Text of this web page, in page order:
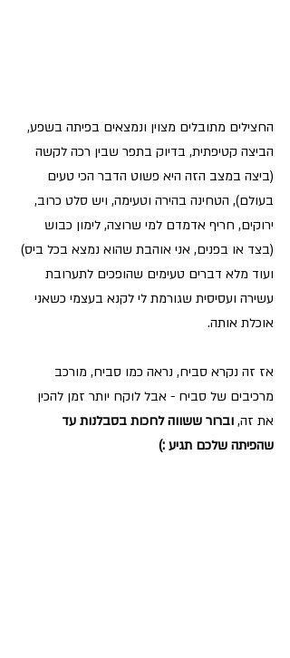
החצילים מתובלים מצוין ונמצאים בפיתה בשפע,
הביצה קטיפתית, בדיוק בתפר שבין רכה לקשה
(ביצה במצב הזה היא פשוט הדבר הכי טעים
בעולם), הטחינה בהירה וטעימה, ויש סלט כרוב,
ירוקים, חריף אדמדם למי שרוצה, לימון כבוש
(בצד או בפנים, אני אוהבת שהוא נמצא בכל ביס)
ועוד מלא דברים טעימים שהופכים לתערובת
עשירה ועסיסית שגורמת לי לקנא בעצמי כשאני
אוכלת אותה.
אז זה נקרא סביח, נראה כמו סביח, מורכב
מרכיבים של סביח - אבל לוקח יותר זמן להכין
את זה, וברור ששווה לחכות בסבלנות עד
שהפיתה שלכם תגיע :)